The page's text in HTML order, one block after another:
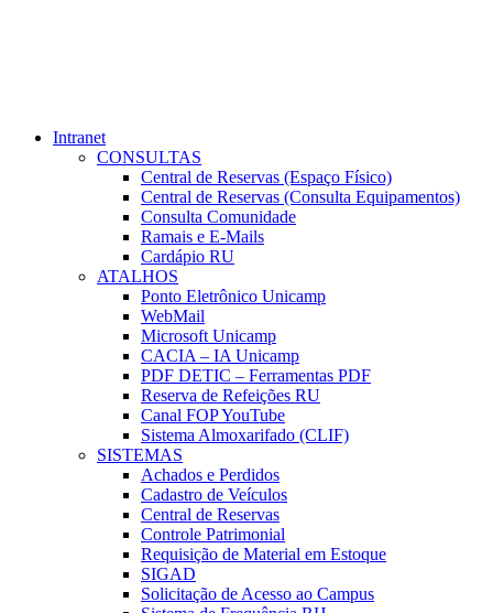
Intranet
CONSULTAS
Central de Reservas (Espaço Físico)
Central de Reservas (Consulta Equipamentos)
Consulta Comunidade
Ramais e E-Mails
Cardápio RU
ATALHOS
Ponto Eletrônico Unicamp
WebMail
Microsoft Unicamp
CACIA – IA Unicamp
PDF DETIC – Ferramentas PDF
Reserva de Refeições RU
Canal FOP YouTube
Sistema Almoxarifado (CLIF)
SISTEMAS
Achados e Perdidos
Cadastro de Veículos
Central de Reservas
Controle Patrimonial
Requisição de Material em Estoque
SIGAD
Solicitação de Acesso ao Campus